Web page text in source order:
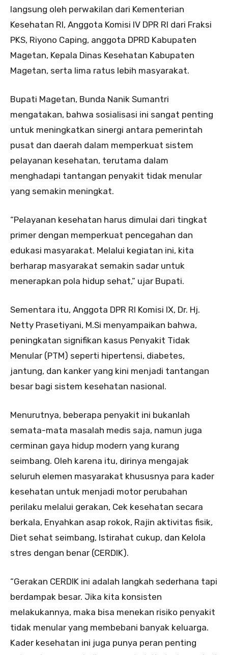
langsung oleh perwakilan dari Kementerian
Kesehatan RI, Anggota Komisi IV DPR RI dari Fraksi
PKS, Riyono Caping, anggota DPRD Kabupaten
Magetan, Kepala Dinas Kesehatan Kabupaten
Magetan, serta lima ratus lebih masyarakat.
Bupati Magetan, Bunda Nanik Sumantri
mengatakan, bahwa sosialisasi ini sangat penting
untuk meningkatkan sinergi antara pemerintah
pusat dan daerah dalam memperkuat sistem
pelayanan kesehatan, terutama dalam
menghadapi tantangan penyakit tidak menular
yang semakin meningkat.
“Pelayanan kesehatan harus dimulai dari tingkat
primer dengan memperkuat pencegahan dan
edukasi masyarakat. Melalui kegiatan ini, kita
berharap masyarakat semakin sadar untuk
menerapkan pola hidup sehat,” ujar Bupati.
Sementara itu, Anggota DPR RI Komisi IX, Dr. Hj.
Netty Prasetiyani, M.Si menyampaikan bahwa,
peningkatan signifikan kasus Penyakit Tidak
Menular (PTM) seperti hipertensi, diabetes,
jantung, dan kanker yang kini menjadi tantangan
besar bagi sistem kesehatan nasional.
Menurutnya, beberapa penyakit ini bukanlah
semata-mata masalah medis saja, namun juga
cerminan gaya hidup modern yang kurang
seimbang. Oleh karena itu, dirinya mengajak
seluruh elemen masyarakat khususnya para kader
kesehatan untuk menjadi motor perubahan
perilaku melalui gerakan, Cek kesehatan secara
berkala, Enyahkan asap rokok, Rajin aktivitas fisik,
Diet sehat seimbang, Istirahat cukup, dan Kelola
stres dengan benar (CERDIK).
“Gerakan CERDIK ini adalah langkah sederhana tapi
berdampak besar. Jika kita konsisten
melakukannya, maka bisa menekan risiko penyakit
tidak menular yang membebani banyak keluarga.
Kader kesehatan ini juga punya peran penting